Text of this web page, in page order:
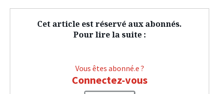
Cet article est réservé aux abonnés.
Pour lire la suite :
Vous êtes abonné.e ?
Connectez-vous